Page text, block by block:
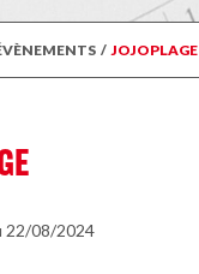
/ JOJOPLAGE
22/08/2024